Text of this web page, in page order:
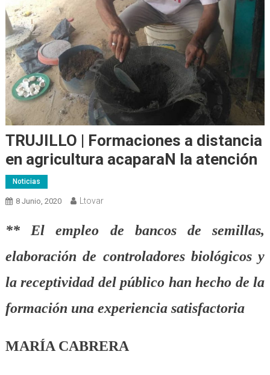
TRUJILLO | Formaciones a distancia
en agricultura acaparaN la atención
Noticias
8 Junio, 2020 Ltovar
** El empleo de bancos de semillas,
elaboración de controladores biológicos y
la receptividad del público han hecho de la
formación una experiencia satisfactoria
MARÍA CABRERA